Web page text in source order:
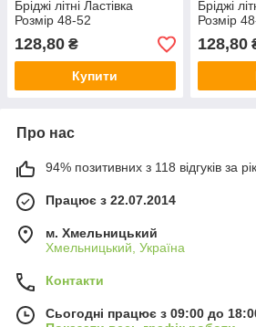
Бріджі літні Ластівка
Розмір 48-52
128,80 ₴
Купити
Бріджі
Розмір
128,80
Про нас
94% позитивних з 118 відгуків за рік
Працює з 22.07.2014
м. Хмельницький
Хмельницький, Україна
Контакти
Сьогодні працює з 09:00 до